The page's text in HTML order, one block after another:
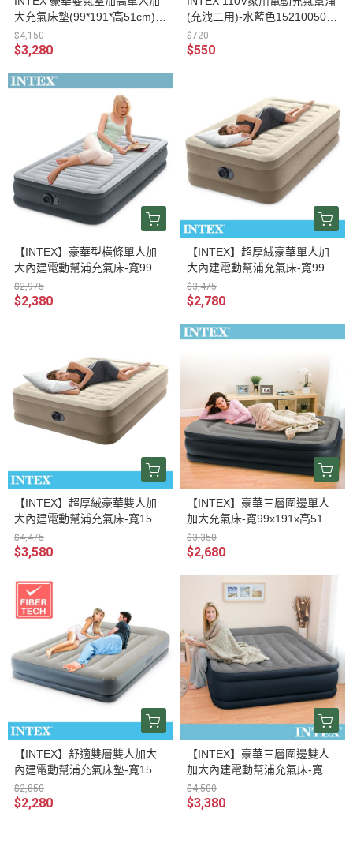
大充氣床墊(99*191*高51cm)-
內建電動幫浦(64161ED) 1502
0330
$4,150
$3,280
(充洩二用)-水藍色15210050(5
8639)
$720
$550
【INTEX】豪華型橫條單人加
大內建電動幫浦充氣床-寬99c
m(67765ED) 15020150
$2,975
$2,380
【INTEX】超厚絨豪華單人加
大內建電動幫浦充氣床-寬99c
m(64425ED) 15020030
$3,475
$2,780
【INTEX】超厚絨豪華雙人加
大內建電動幫浦充氣床-寬152c
m(64427ED) 15020020
$4,475
$3,580
【INTEX】豪華三層圍邊單人
加大充氣床-寬99x191x高51cm
(64131ED) 15020050
$3,350
$2,680
【INTEX】舒適雙層雙人加大
內建電動幫浦充氣床墊-寬152c
m-有頭枕(64117ED) 1502022
0
$2,850
$2,280
【INTEX】豪華三層圍邊雙人
加大內建電動幫浦充氣床-寬15
2cm(64135ED) 15020070
$4,500
$3,380